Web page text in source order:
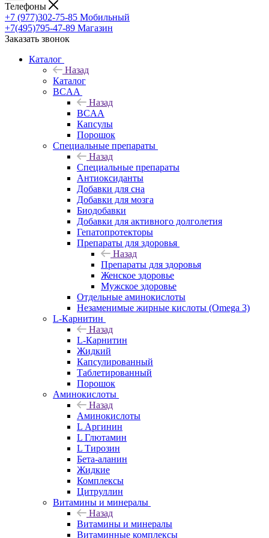
Телефоны
+7 (977)302-75-85 Мобильный
+7(495)795-47-89 Магазин
Заказать звонок
Каталог
Назад
Каталог
BCAA
Назад
BCAA
Капсулы
Порошок
Cпециальные препараты
Назад
Cпециальные препараты
Антиоксиданты
Добавки для сна
Добавки для мозга
Биодобавки
Добавки для активного долголетия
Гепатопротекторы
Препараты для здоровья
Назад
Препараты для здоровья
Женское здоровье
Мужское здоровье
Отдельные аминокислоты
Незаменимые жирные кислоты (Omega 3)
L-Карнитин
Назад
L-Карнитин
Жидкий
Капсулированный
Таблетированный
Порошок
Аминокислоты
Назад
Аминокислоты
L Аргинин
L Глютамин
L Тирозин
Бета-аланин
Жидкие
Комплексы
Цитруллин
Витамины и минералы
Назад
Витамины и минералы
Витаминные комплексы